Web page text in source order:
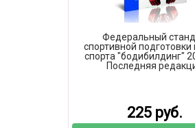
Федеральный
спортивной подготовки
спорта "бодибилдинг"
Последняя
225 руб.